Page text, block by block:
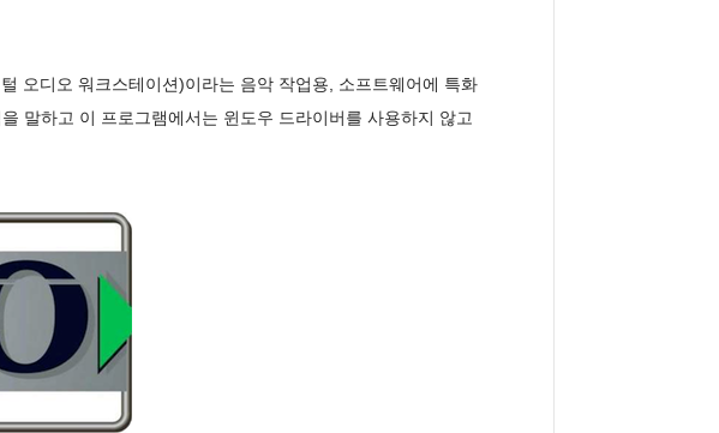
오디오 워크스테이션)이라는 음악 작업용, 소프트웨어에 특화
말하고 이 프로그램에서는 윈도우 드라이버를 사용하지 않고